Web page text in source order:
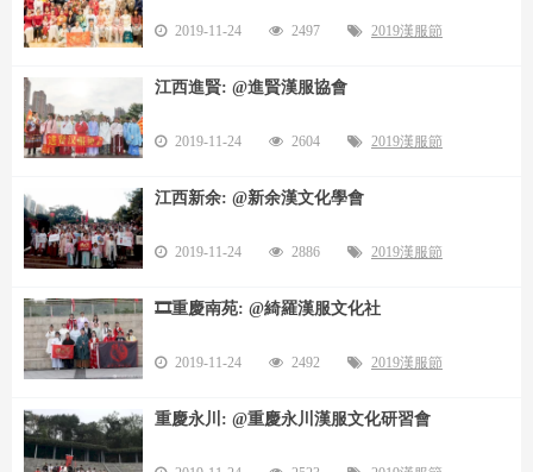
2019-11-24 2497 2019漢服節
江西進賢: @進賢漢服協會
2019-11-24 2604 2019漢服節
江西新余: @新余漢文化學會
2019-11-24 2886 2019漢服節
🎞️重慶南苑: @綺羅漢服文化社
2019-11-24 2492 2019漢服節
重慶永川: @重慶永川漢服文化研習會